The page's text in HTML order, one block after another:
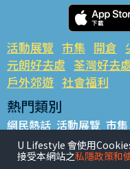
活動展覽 市集 開倉
元朗好去處 荃灣好去
戶外郊遊 社會福利
熱門類別
網民熱話 活動展覽 市集
銅鑼灣好去處 元朗好去
餐廳情報 戶外郊遊
U Lifestyle 會使用
接受本網站之私隱政策和